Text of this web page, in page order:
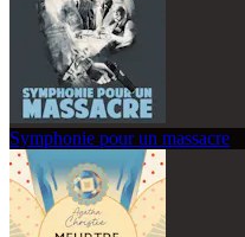
Symphonie pour un massacre